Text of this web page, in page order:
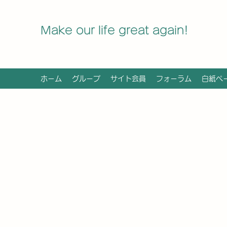
Make our life great again!
ホーム グループ サイト会員 フォーラム 白紙ペ